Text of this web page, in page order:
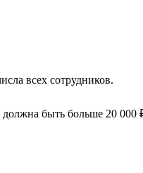
всех сотрудников.
быть больше 20 000